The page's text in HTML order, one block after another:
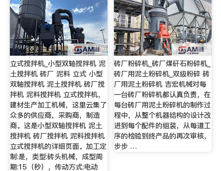
立式搅拌机_小型双轴搅拌机 泥
土搅拌机 砖厂 泥料 立式 小型
双轴搅拌机 泥土搅拌机 砖厂搅
拌机 泥料搅拌机 立式搅拌机，
建材生产加工机械，这里云集了
众多的供应商，采购商，制造
商。这是小型双轴搅拌机 泥土
搅拌机 砖厂搅拌机 泥料搅拌机
立式搅拌机的详细页面。加工定
制:是，类型:砖头机械，成型周
期:15（秒），传动方式:电动
砖厂粉碎机_砖厂煤矸石粉碎机_
砖厂用泥土粉碎机_双级粉碎 砖
厂用泥土粉碎机 吉宏机械对每
一台砖厂粉碎机都认真负责，在
每台砖厂用泥土粉碎机的制作过
程中，从整个机器结构的设计改
进到每个配件的组装，从每道工
序的检验到终产品的再次审核，
步步 …